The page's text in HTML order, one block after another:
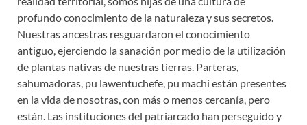
profundo conocimiento de la naturaleza y sus secretos.
Nuestras ancestras resguardaron el conocimiento
antiguo, ejerciendo la sanación por medio de la utilización
de plantas nativas de nuestras tierras. Parteras,
sahumadoras, pu lawentuchefe, pu machi están presentes
en la vida de nosotras, con más o menos cercanía, pero
están. Las instituciones del patriarcado han perseguido y